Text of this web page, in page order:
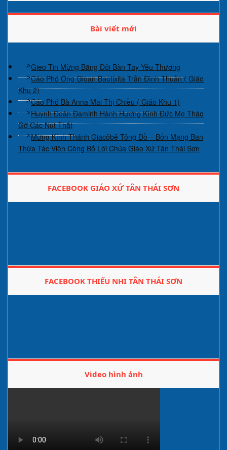
Bài viết mới
Gieo Tin Mừng Bằng Đôi Bàn Tay Yêu Thương
Cáo Phó Ông Gioan Baotixita Trần Đình Thuần ( Giáo
Khu 2)
Cáo Phó Bà Anna Mai Thị Chiều ( Giáo Khu 1)
Huynh Đoàn Đaminh Hành Hương Kính Đức Mẹ Tháo
Gỡ Các Nút Thắt
Mừng Kính Thánh Giacôbê Tông Đồ – Bổn Mạng Ban
Thừa Tác Viên Công Bố Lời Chúa Giáo Xứ Tân Thái Sơn
FACEBOOK GIÁO XỨ TÂN THÁI SƠN
FACEBOOK THIẾU NHI TÂN THÁI SƠN
Video hình ảnh